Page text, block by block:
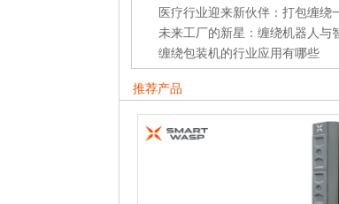
医疗行业迎来新伙伴：打包缠绕
未来工厂的新星：缠绕机器人与
缠绕包装机的行业应用有哪些
推荐产品